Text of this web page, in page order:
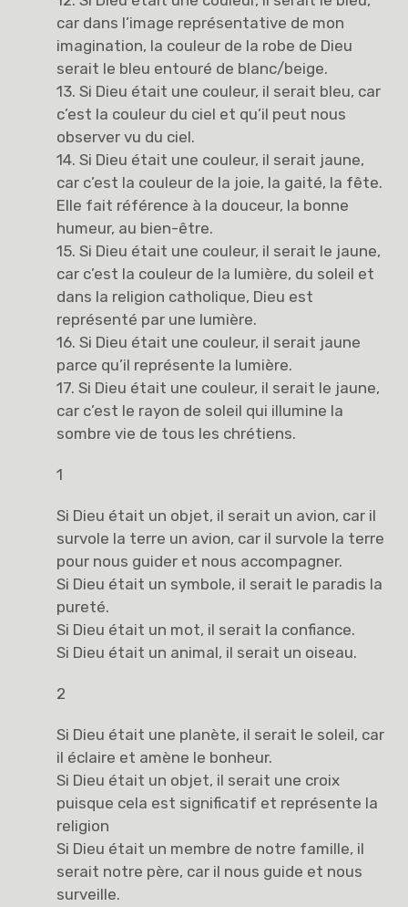
car dans l’image représentative de mon
imagination, la couleur de la robe de Dieu
serait le bleu entouré de blanc/beige.
13. Si Dieu était une couleur, il serait bleu, car
c’est la couleur du ciel et qu’il peut nous
observer vu du ciel.
14. Si Dieu était une couleur, il serait jaune,
car c’est la couleur de la joie, la gaité, la fête.
Elle fait référence à la douceur, la bonne
humeur, au bien-être.
15. Si Dieu était une couleur, il serait le jaune,
car c’est la couleur de la lumière, du soleil et
dans la religion catholique, Dieu est
représenté par une lumière.
16. Si Dieu était une couleur, il serait jaune
parce qu’il représente la lumière.
17. Si Dieu était une couleur, il serait le jaune,
car c’est le rayon de soleil qui illumine la
sombre vie de tous les chrétiens.
1
Si Dieu était un objet, il serait un avion, car il
survole la terre un avion, car il survole la terre
pour nous guider et nous accompagner.
Si Dieu était un symbole, il serait le paradis la
pureté.
Si Dieu était un mot, il serait la confiance.
Si Dieu était un animal, il serait un oiseau.
2
Si Dieu était une planète, il serait le soleil, car
il éclaire et amène le bonheur.
Si Dieu était un objet, il serait une croix
puisque cela est significatif et représente la
religion
Si Dieu était un membre de notre famille, il
serait notre père, car il nous guide et nous
surveille.